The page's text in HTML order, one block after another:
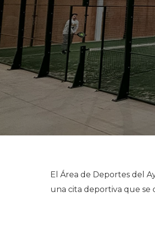
El Área de Deportes del
una cita deportiva que se